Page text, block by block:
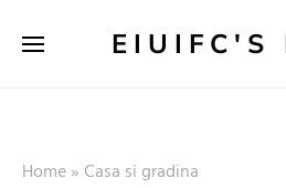
EIUIFC'S
Home» Casa si gradina